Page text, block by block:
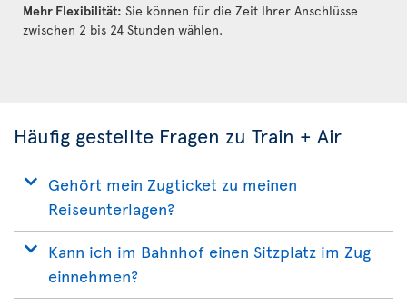
Mehr Flexibilität: Sie können für die Zeit Ihrer Anschlüsse
zwischen 2 bis 24 Stunden wählen.
Häufig gestellte Fragen zu Train + Air
Gehört mein Zugticket zu meinen
Reiseunterlagen?
Kann ich im Bahnhof einen Sitzplatz im Zug
einnehmen?